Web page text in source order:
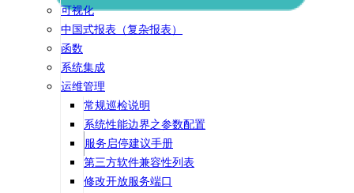
可视化
中国式报表（复杂报表）
函数
系统集成
运维管理
常规巡检说明
系统性能边界之参数配置
服务启停建议手册
第三方软件兼容性列表
修改开放服务端口